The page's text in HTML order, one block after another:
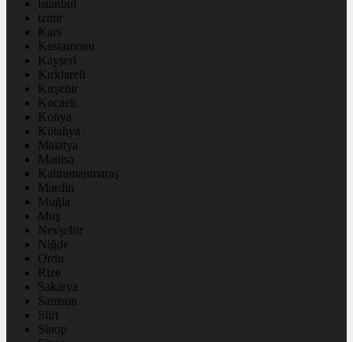
istanbul
izmir
Kars
Kastamonu
Kayseri
Kırklareli
Kırşehir
Kocaeli
Konya
Kütahya
Malatya
Manisa
Kahramanmaraş
Mardin
Muğla
Muş
Nevşehir
Niğde
Ordu
Rize
Sakarya
Samsun
Siirt
Sinop